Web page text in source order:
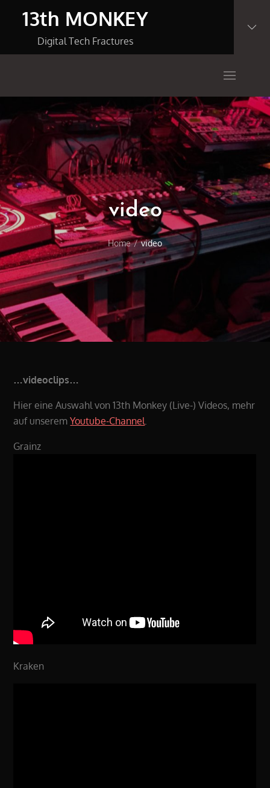
13th MONKEY
Digital Tech Fractures
video
Home video
…videoclips…
Hier eine Auswahl von 13th Monkey (Live-) Videos, mehr
auf unseremYoutube-Channel
Grainz
Kraken